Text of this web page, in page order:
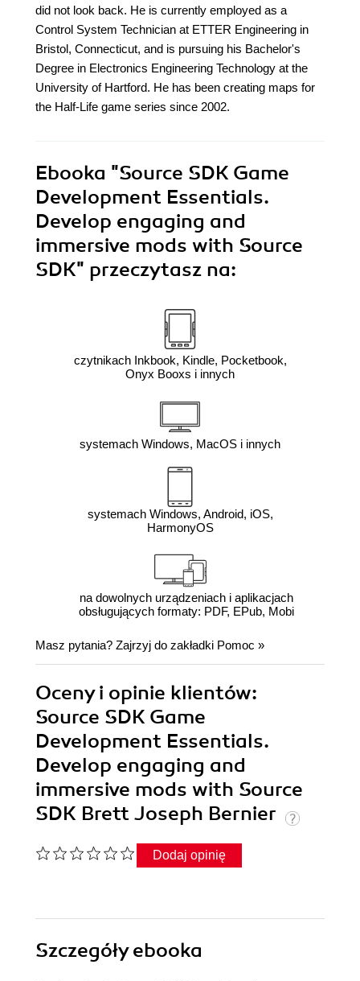
did not look back. He is currently employed as a
Control System Technician at ETTER Engineering in
Bristol, Connecticut, and is pursuing his Bachelor's
Degree in Electronics Engineering Technology at the
University of Hartford. He has been creating maps for
the Half-Life game series since 2002.
Ebooka "Source SDK Game
Development Essentials.
Develop engaging and
immersive mods with Source
SDK" przeczytasz na:
czytnikach Inkbook, Kindle, Pocketbook,
Onyx Booxs i innych
systemach Windows, MacOS i innych
systemach Windows, Android, iOS,
HarmonyOS
na dowolnych urządzeniach i aplikacjach
obsługujących formaty: PDF, EPub, Mobi
Masz pytania? Zajrzyj do zakładki Pomoc »
Oceny i opinie klientów:
Source SDK Game
Development Essentials.
Develop engaging and
immersive mods with Source
SDK Brett Joseph Bernier
Dodaj opinię
Szczegółyebooka